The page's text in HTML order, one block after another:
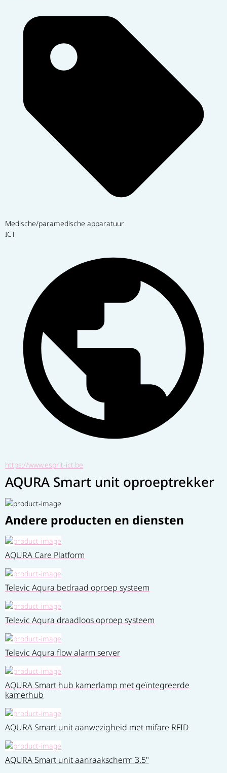
Medische/paramedische apparatuur
ICT
https://www.esprit-ict.be
AQURA Smart unit oproeptrekker
Andere producten en diensten
AQURA Care Platform
Televic Aqura bedraad oproep systeem
Televic Aqura draadloos oproep systeem
Televic Aqura flow alarm server
AQURA Smart hub kamerlamp met geïntegreerde
kamerhub
AQURA Smart unit aanwezigheid met mifare RFID
AQURA Smart unit aanraakscherm 3.5"